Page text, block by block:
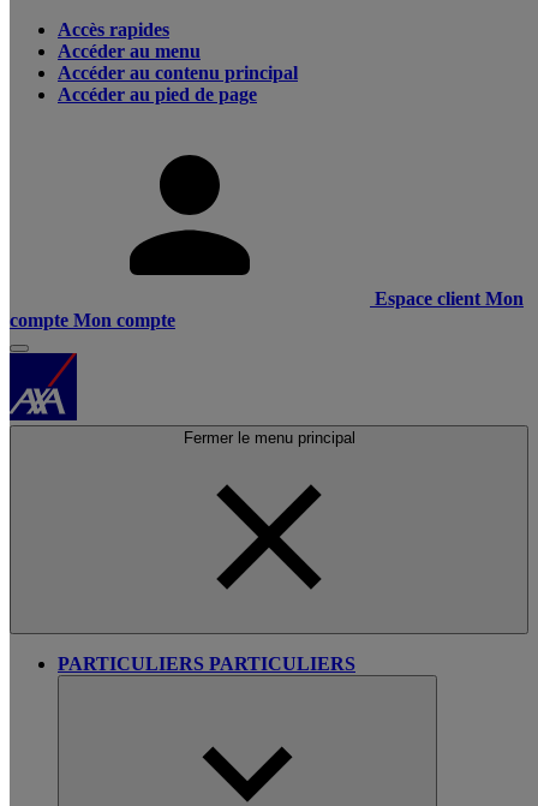
Accès rapides
Accéder au menu
Accéder au contenu principal
Accéder au pied de page
Espace client Mon
compte Mon compte
Fermer le menu principal
PARTICULIERS PARTICULIERS